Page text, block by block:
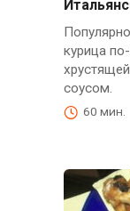
курица
соусом.
60 мин.